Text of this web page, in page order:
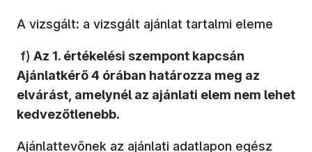
A vizsgált: a vizsgált ajánlat tartalmi eleme
f) Az 1. értékelési szempont kapcsán
Ajánlatkérő4 órában határozza meg az
elvárást, amelynél az ajánlati elem nem lehet
kedvezőtlenebb.
Ajánlattevőnek az ajánlati adatlapon egész